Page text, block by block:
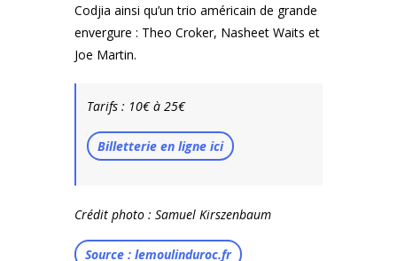
Codjia ainsi qu’un trio américain de grande
envergure : Theo Croker, Nasheet Waits et
Joe Martin.
Tarifs : 10€ à 25€
Billetterie en ligne ici
Crédit photo : Samuel Kirszenbaum
Source : lemoulinduroc.fr